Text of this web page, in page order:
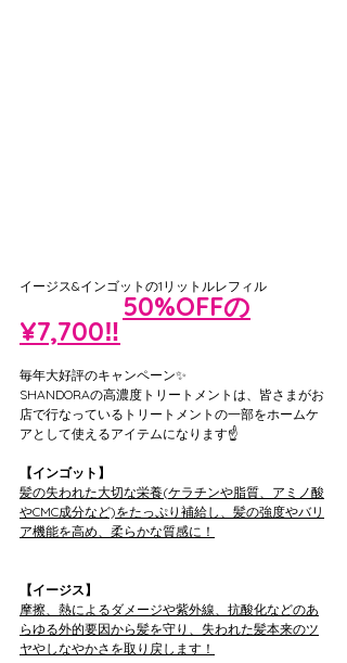
イージス&インゴットの1リットルレフィル
50%OFFの
¥7,700‼️
毎年大好評のキャンペーン✨
SHANDORAの高濃度トリートメントは、皆さまがお
店で行なっているトリートメントの一部をホームケ
アとして使えるアイテムになります☝️
【インゴット】
髪の失われた大切な栄養(ケラチンや脂質、アミノ酸
やCMC成分など)をたっぷり補給し、髪の強度やバリ
ア機能を高め、柔らかな質感に！
【イージス】
摩擦、熱によるダメージや紫外線、抗酸化などのあ
らゆる外的要因から髪を守り、失われた髪本来のツ
ヤやしなやかさを取り戻します！